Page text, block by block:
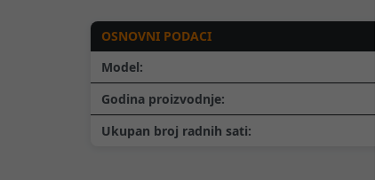
OSNOVNI PODACI
Model:
Godina proizvodnje:
Ukupan broj radnih sati: